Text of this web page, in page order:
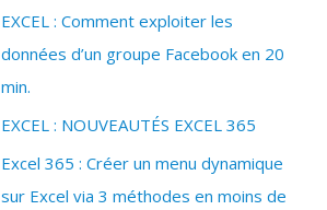
EXCEL : Comment exploiter les
données d’un groupe Facebook en 20
min.
EXCEL : NOUVEAUTÉS EXCEL 365
Excel 365 : Créer un menu dynamique
sur Excel via 3 méthodes en moins de